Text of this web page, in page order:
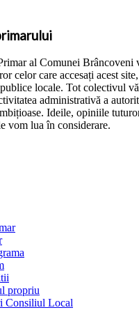
al Comunei Brâncoveni
celor care accesați acest
locale. Tot colectivul
administrativă a
Ideile, opiniile
vom lua în considerare.
propriu
Consiliul Local